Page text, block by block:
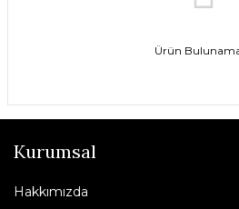
Ürün
Kurumsal
Hakkımızda